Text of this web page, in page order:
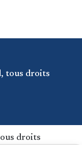
tous droits
droits